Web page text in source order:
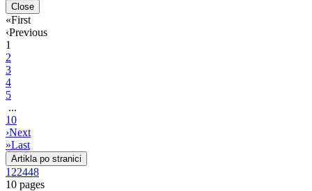
Close
«First
‹Previous
1
2
3
4
5
...
10
›Next
»Last
Artikla po stranici
122448
10 pages